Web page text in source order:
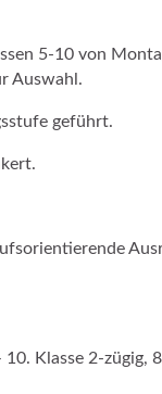
5-10 von
Auswahl.
geführt.
Klasse 2-zügig,